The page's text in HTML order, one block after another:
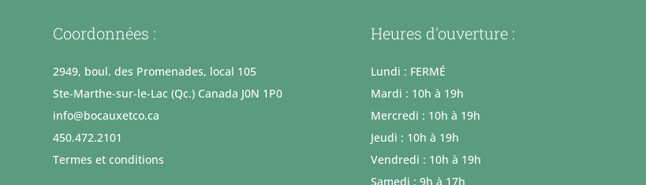
Coordonnées :
2949, boul. des Promenades, local 105
Ste-Marthe-sur-le-Lac (Qc.) Canada J0N 1P0
info@bocauxetco.ca
450.472.2101
Termes et conditions
Heures d'ouverture :
Lundi : FERMÉ
Mardi : 10h à 19h
Mercredi : 10h à 19h
Jeudi : 10h à 19h
Vendredi : 10h à 19h
Samedi : 9h à 17h